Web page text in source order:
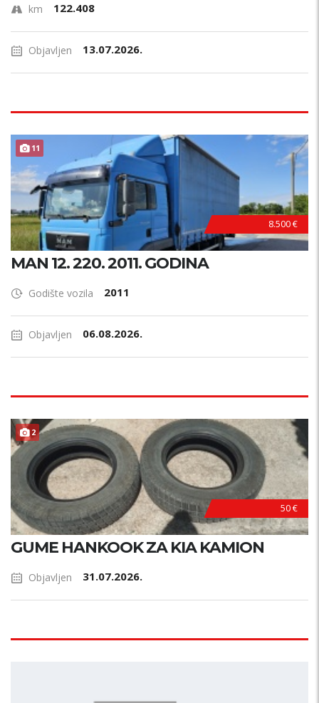
km 122.408
Objavljen 13.07.2026.
11
8.500 €
MAN 12. 220. 2011. GODINA
Godište vozila 2011
Objavljen 06.08.2026.
2
50 €
GUME HANKOOK ZA KIA KAMION
Objavljen 31.07.2026.